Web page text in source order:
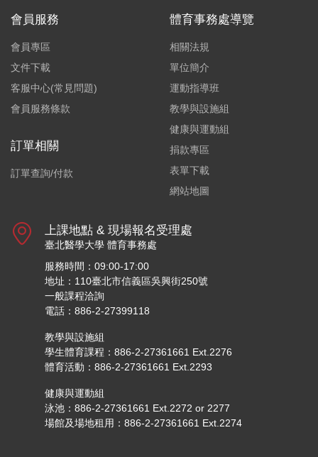
會員服務
會員專區
文件下載
客服中心(常見問題)
會員服務條款
訂單相關
訂單查詢/付款
體育事務處導覽
相關法規
單位簡介
運動指導班
教學與設施組
健康與運動組
捐款專區
表單下載
網站地圖
上課地點 & 現場報名受理處
臺北醫學大學 體育事務處
服務時間：09:00-17:00
地址：110臺北市信義區吳興街250號
一般課程洽詢
電話：886-2-27399118
教學與設施組
學生體育課程：886-2-27361661 Ext.2276
體育活動：886-2-27361661 Ext.2293
健康與運動組
泳池：886-2-27361661 Ext.2272 or 2277
場館及場地租用：886-2-27361661 Ext.2274